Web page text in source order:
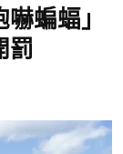
蝙蝠」
罰